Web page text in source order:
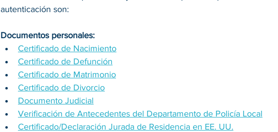
autenticación son:
Documentos personales:
Certificado de Nacimiento
Certificado de Defunción
Certificado de Matrimonio
Certificado de Divorcio
Documento Judicial
Verificación de Antecedentes del Departamento de Policía Local
Certificado/Declaración Jurada de Residencia en EE. UU.